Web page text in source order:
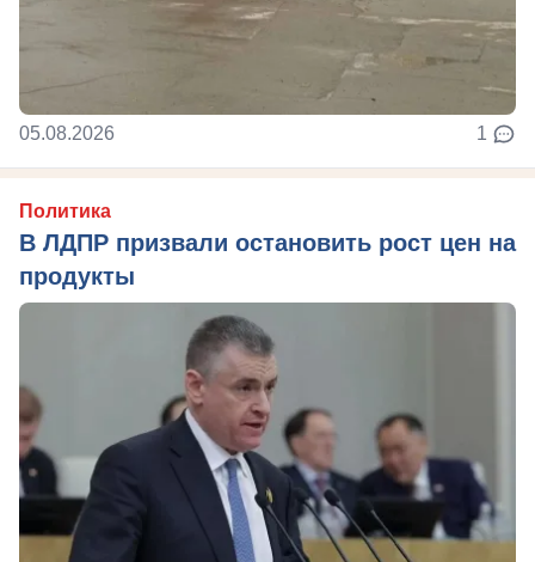
05.08.2026 1
Политика
В ЛДПР призвали остановить рост цен на
продукты